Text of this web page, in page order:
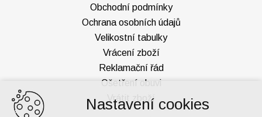
Obchodní podmínky
Ochrana osobních údajů
Velikostní tabulky
Vrácení zboží
Reklamační řád
Ošetření obuvi
Vrátit zboží
Nastavení cookies